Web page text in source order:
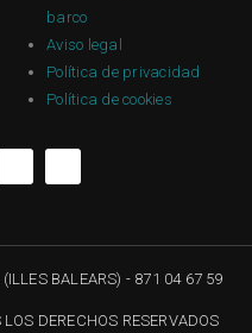
barco
Aviso legal
Política de privacidad
Política de cookies
F
a
e
b
o
n
t
a
g
BALEARS) - 871 04 67 59
DERECHOS RESERVADOS